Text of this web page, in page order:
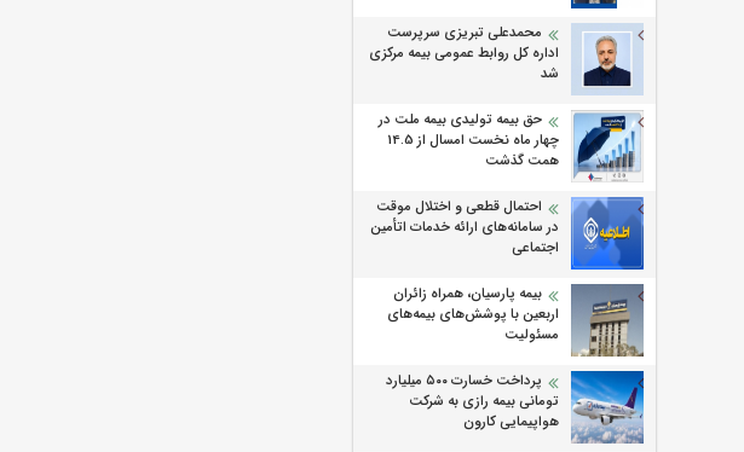
محمدعلی تبریزی سرپرست
اداره كل روابط عمومی بیمه مركزی
شد
حق بیمه تولیدی بیمه ملت در
چهار ماه نخست امسال از 14.5
همت گذشت
احتمال قطعی و اختلال موقت
در سامانه‌های ارائه خدمات اتأمین
اجتماعی
بیمه پارسیان، همراه زائران
اربعین با پوشش‌های بیمه‌های
مسئولیت
پرداخت خسارت ۵۰۰ میلیارد
تومانی بیمه رازی به شرکت
هواپیمایی کارون